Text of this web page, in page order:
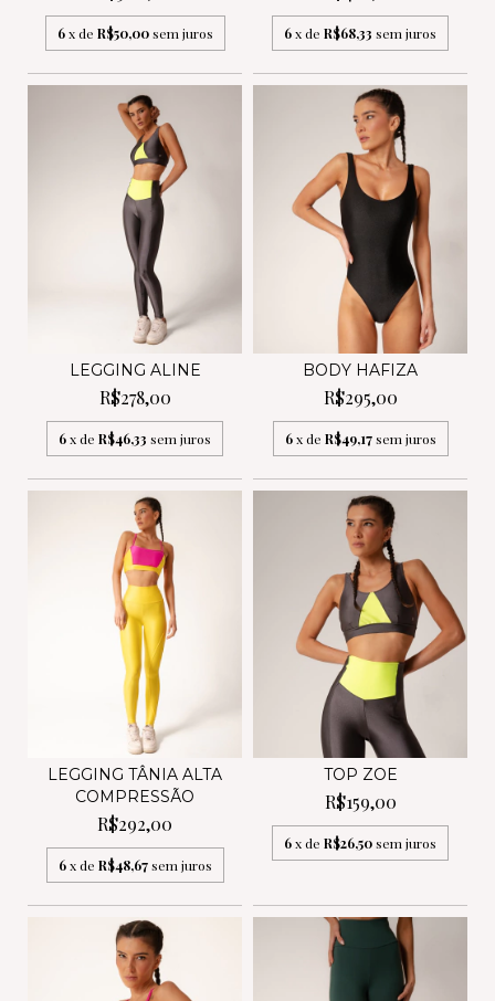
6 x de R$50,00 sem juros 6x de R$68,33 sem juros
LEGGING ALINE
R$278,00
6x de R$46,33 sem juros
BODY HAFIZA
R$295,00
6 x de R$49,17 sem juros
LEGGING TÂNIA ALTA
COMPRESSÃO
R$292,00
6 x de R$48,67 sem juros
TOP ZOE
R$159,00
6x de R$26,50sem juros